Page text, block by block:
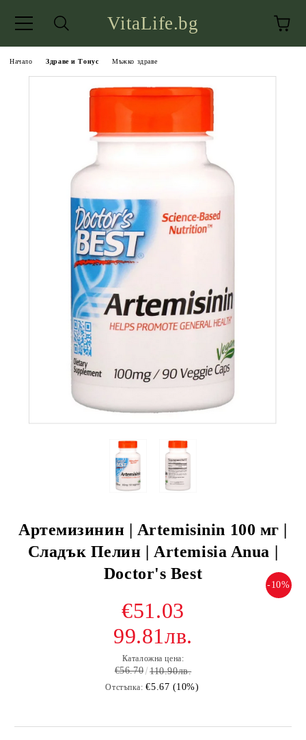
VitaLife.bg
Начало Здраве и Тонус Мъжко здраве
Артемизинин | Artemisinin 100 мг |
Сладък Пелин | Artemisia Anua |
Doctor's Best
-10%
€51.03
99.81лв.
Каталожна цена:
€56.70 110.90лв.
Отстъпка: €5.67 (10%)